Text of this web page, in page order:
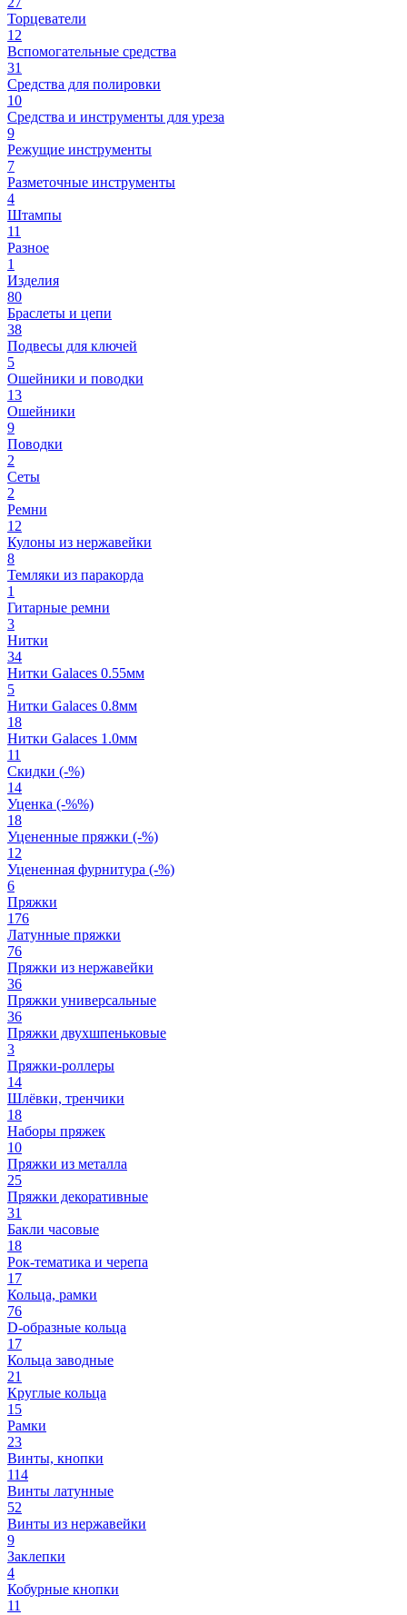
Торцеватели
12
Вспомогательные средства
31
Средства для полировки
10
Средства и инструменты для уреза
9
Режущие инструменты
7
Разметочные инструменты
4
Штампы
11
Разное
1
Изделия
80
Браслеты и цепи
38
Подвесы для ключей
5
Ошейники и поводки
13
Ошейники
9
Поводки
2
Сеты
2
Ремни
12
Кулоны из нержавейки
8
Темляки из паракорда
1
Гитарные ремни
3
Нитки
34
Нитки Galaces 0.55мм
5
Нитки Galaces 0.8мм
18
Нитки Galaces 1.0мм
11
Скидки (-%)
14
Уценка (-%%)
18
Уцененные пряжки (-%)
12
Уцененная фурнитура (-%)
6
Пряжки
176
Латунные пряжки
76
Пряжки из нержавейки
36
Пряжки универсальные
36
Пряжки двухшпеньковые
3
Пряжки-роллеры
14
Шлёвки, тренчики
18
Наборы пряжек
10
Пряжки из металла
25
Пряжки декоративные
31
Бакли часовые
18
Рок-тематика и черепа
17
Кольца, рамки
76
D-образные кольца
17
Кольца заводные
21
Круглые кольца
15
Рамки
23
Винты, кнопки
114
Винты латунные
52
Винты из нержавейки
9
Заклепки
4
Кобурные кнопки
11